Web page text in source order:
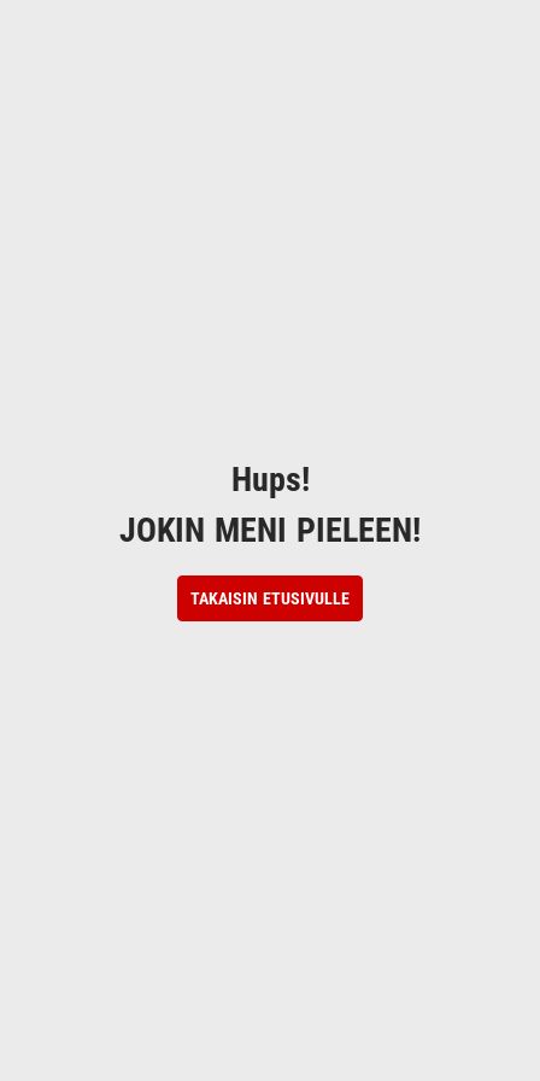
Hups!
JOKIN MENI PIELEEN!
TAKAISIN ETUSIVULLE